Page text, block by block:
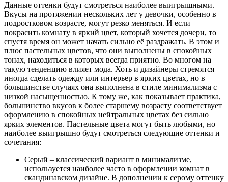
Данные оттенки будут смотреться наиболее выигрышными.
Вкусы на протяжении нескольких лет у девочки, особенно в
подростковом возрасте, могут резко меняться. И если
покрасить комнату в яркий цвет, который хочется дочери, то
спустя время он может начать сильно её раздражать. В этом и
плюс пастельных цветов, что они выполнены в спокойных
тонах, находиться в которых всегда приятно. Во многом на
такую тенденцию влияет мода. Хоть и дизайнеры стремятся
иногда сделать одежду или интерьер в ярких цветах, но в
большинстве случаях она выполнена в стиле минимализма с
низкой насыщенностью. К тому же, как показывает практика,
большинство вкусов к более старшему возрасту соответствует
оформлению в спокойных нейтральных цветах без сильно
ярких элементов. Пастельные цвета могут быть любыми, но
наиболее выигрышно будут смотреться следующие оттенки и
сочетания:
Серый – классический вариант в минимализме,
используется наиболее часто в оформлении комнат в
скандинавском дизайне. В дополнении к серому оттенку